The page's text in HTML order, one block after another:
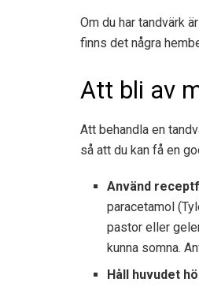
Om du har tandvärk
finns det några
Att bli av
Att behandla en
så att du kan få en
Använd
paracetamol
pastor eller
kunna somna.
Håll huvudet